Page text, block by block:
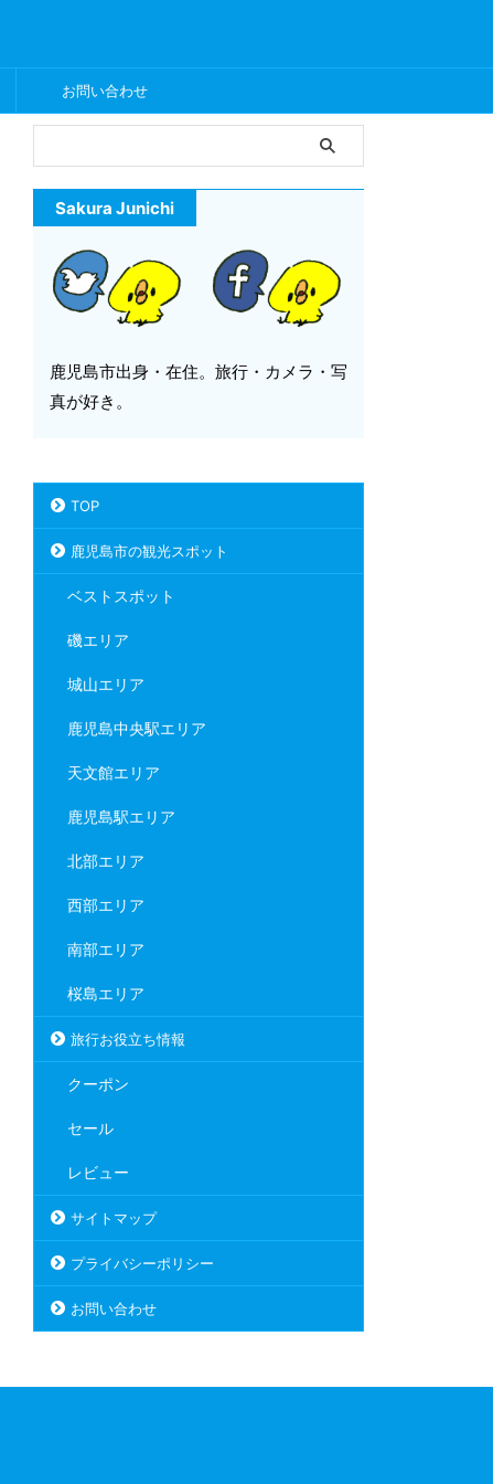
お問い合わせ
Sakura Junichi
鹿児島市出身・在住。旅行・カメラ・写
真が好き。
TOP
鹿児島市の観光スポット
ベストスポット
磯エリア
城山エリア
鹿児島中央駅エリア
天文館エリア
鹿児島駅エリア
北部エリア
西部エリア
南部エリア
桜島エリア
旅行お役立ち情報
クーポン
セール
レビュー
サイトマップ
プライバシーポリシー
お問い合わせ